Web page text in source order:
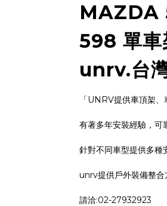
MAZDA
598 單車
unrv.台
「UNRV提供車頂架、
有著多年安裝經驗，可
針對不同車型提供多種
unrv提供戶外裝備整合
請洽:02-27932923